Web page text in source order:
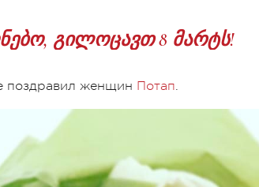
გილოცავთ 8 მარტს!
поздравил женщин Потап.